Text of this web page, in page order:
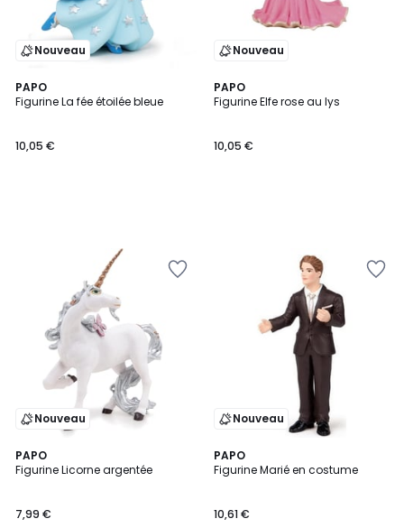
Nouveau
PAPO
Figurine La fée étoilée bleue
10,05 €
Nouveau
PAPO
Figurine Elfe rose au lys
10,05 €
Nouveau
PAPO
Figurine Licorne argentée
7,99 €
Nouveau
PAPO
Figurine Marié en costume
10,61 €